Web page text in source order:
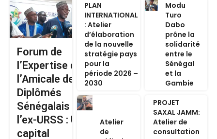
Forum de
l’Expertise de
l’Amicale des
Diplômés
Sénégalais de
l’ex-URSS : Un
capital
PLAN
INTERNATIONAL
: Atelier
d’élaboration
de la nouvelle
stratégie pays
pour la
période 2026 –
2030
Modu
Turo
Dabo
prône la
solidarité
entre le
Sénégal
et la
Gambie
Atelier
de
PROJET
SAXAL JAMM:
Atelier de
consultation